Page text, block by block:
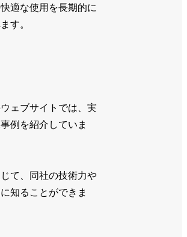
適な使用を長期的に
す。
ェブサイトでは、実
例を紹介していま
て、同社の技術力や
知ることができま